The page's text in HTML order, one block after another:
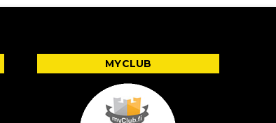
MYCLUB